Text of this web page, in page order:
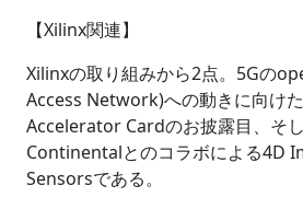
【Xilinx関連】
Xilinxの取り組みから2点。5Gの
Access Network)への動きに向け
Accelerator Cardのお披露目、そ
Continentalとのコラボによる4D
Sensorsである。